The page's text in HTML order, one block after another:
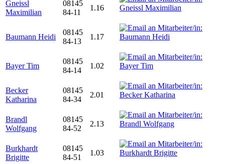
Gneissl
Maximilian
08145
84-11
1.16
Baumann Heidi
08145
84-13
1.17
Bayer Tim
08145
84-14
1.02
Becker
Katharina
08145
84-34
2.01
Brandl
Wolfgang
08145
84-52
2.13
Burkhardt
Brigitte
08145
84-51
1.03